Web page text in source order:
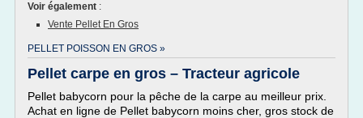
Voir également :
Vente Pellet En Gros
PELLET POISSON EN GROS »
Pellet carpe en gros – Tracteur agricole
Pellet babycorn pour la pêche de la carpe au meilleur prix.
Achat en ligne de Pellet babycorn moins cher, gros stock de